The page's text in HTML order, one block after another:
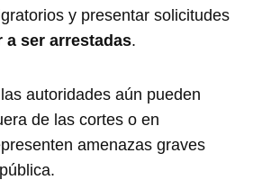
y presentar solicitudes
a ser arrestadas.
autoridades aún pueden
de las cortes o en
amenazas graves